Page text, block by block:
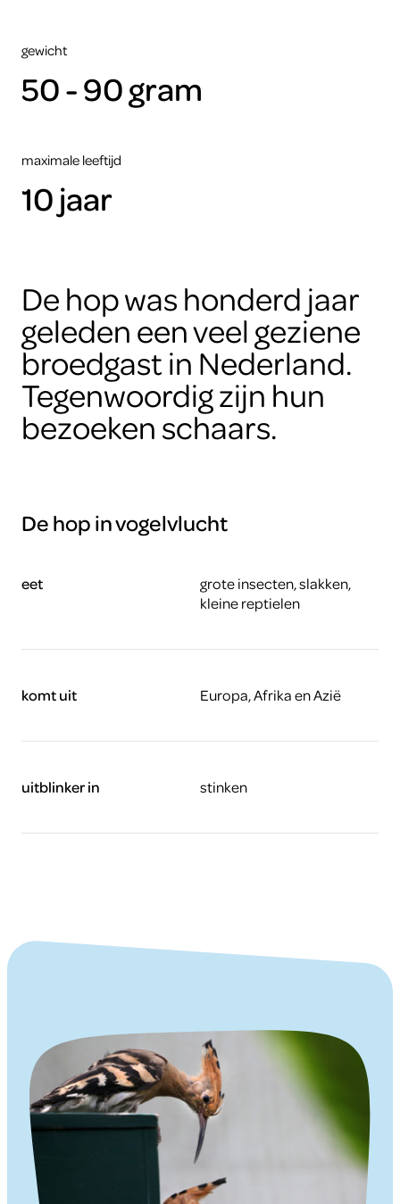
gewicht
50 - 90 gram
maximale leeftijd
10 jaar
De hop was honderd jaar
geleden een veel geziene
broedgast in Nederland.
Tegenwoordig zijn hun
bezoeken schaars.
De hop in vogelvlucht
eet
grote insecten, slakken,
kleine reptielen
komt uit Europa, Afrika en Azië
uitblinker in stinken